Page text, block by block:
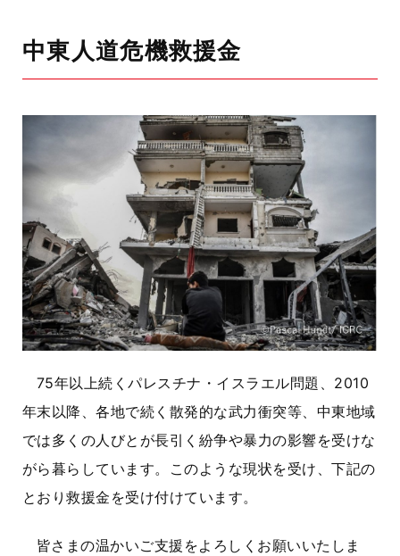
中東人道危機救援金
75年以上続くパレスチナ・イスラエル問題、2010
年末以降、各地で続く散発的な武力衝突等、中東地域
では多くの人びとが長引く紛争や暴力の影響を受けな
がら暮らしています。このような現状を受け、下記の
とおり救援金を受け付けています。
皆さまの温かいご支援をよろしくお願いいたしま